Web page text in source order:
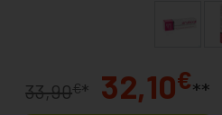
33,90€* 32,10€**